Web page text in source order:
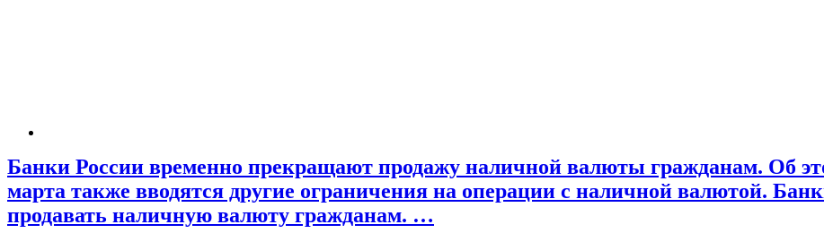
Банки России временно прекращают продажу наличной валюты гражданам. Об
марта также вводятся другие ограничения на операции с наличной валютой.
продавать наличную валюту гражданам. …